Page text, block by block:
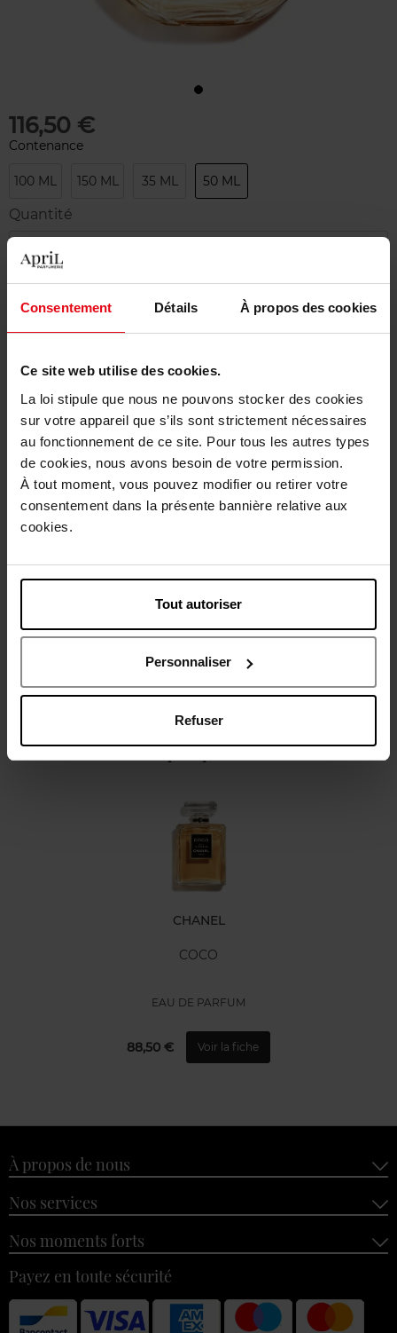
Consentement Détails À propos des cookies
Ce site web utilise des cookies.
La loi stipule que nous ne pouvons stocker des cookies
sur votre appareil que s’ils sont strictement nécessaires
au fonctionnement de ce site. Pour tous les autres types
de cookies, nous avons besoin de votre permission.
À tout moment, vous pouvez modifier ou retirer votre
consentement dans la présente bannière relative aux
cookies.
Tout autoriser
Personnaliser
Refuser
116,50 €
Contenance
100 ML 150 ML 35 ML 50 ML
Quantité
Livraison
Livraison gratuite à partir de 50€
Retour gratuit dans votre magasin
Caractéristiques
Oublié quelque chose ?
CHANEL
COCO
EAU DE PARFUM
88,50 € Voir la fiche
À propos de nous
Nos services
Nos moments forts
Payez en toute sécurité